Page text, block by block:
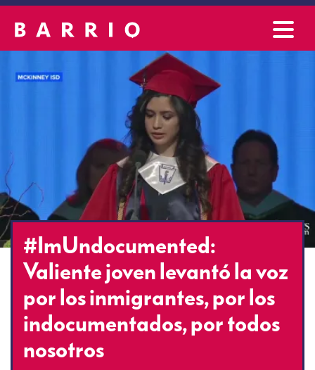
#ImUndocumented:
Valiente joven levantó la voz
por los inmigrantes, por los
indocumentados, por todos
nosotros